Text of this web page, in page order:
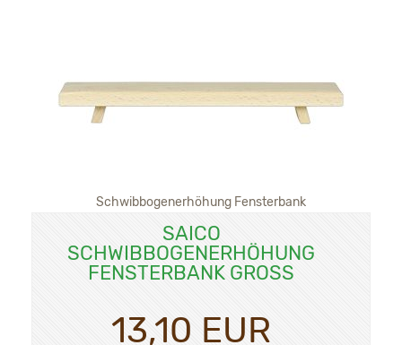
Schwibbogenerhöhung Fensterbank
SAICO
SCHWIBBOGENERHÖHUNG
FENSTERBANK GROSS
13,10 EUR